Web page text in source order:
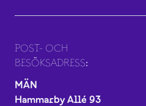
POST- OCH
BESÖKSADRESS:
MÄN
Hammarby Allé 93